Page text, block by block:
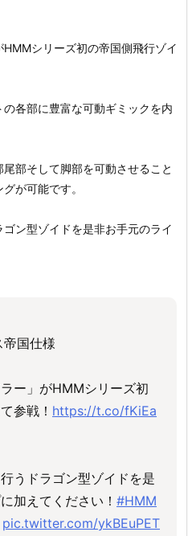
シリーズ初の帝国側飛行ゾイ
各部に豊富な可動ギミックを内
部そして脚部を可動させること
が可能です。
ン型ゾイドを是非お手元のライ
国仕様
ー」がHMMシリーズ初
参戦！ https://t.co/fKiEa
うドラゴン型ゾイドを是
加えてください！ #HMM
pic.twitter.com/ykBEuPET